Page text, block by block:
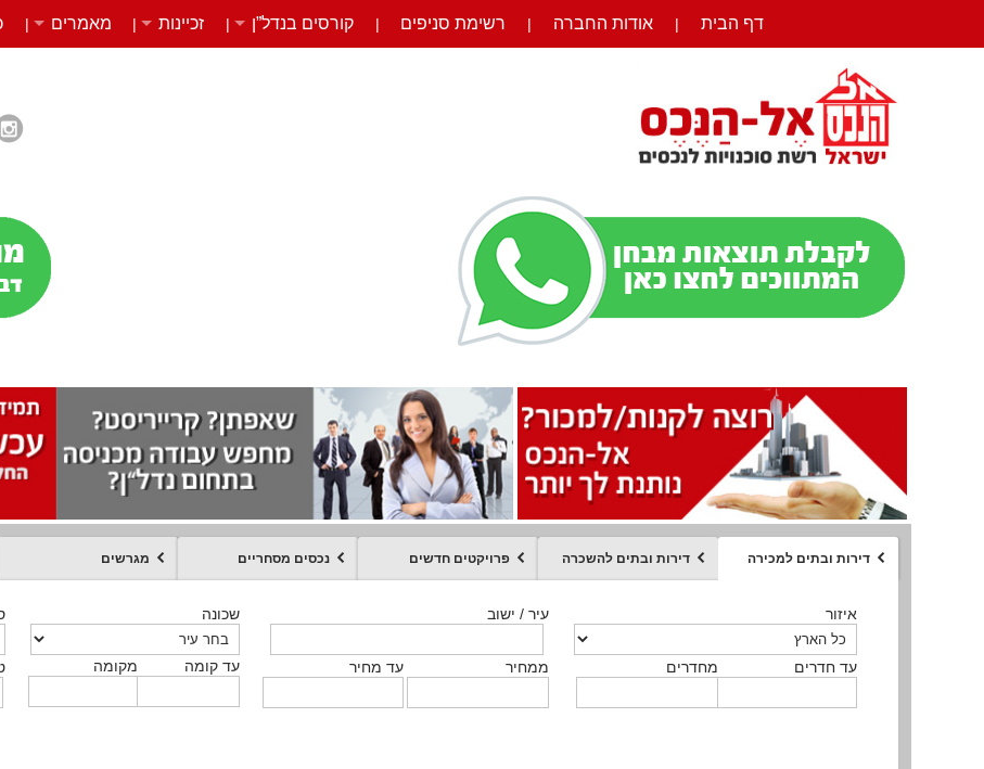
דף הבית | אודות החברה | רשימת סניפים | קורסים בנדל”ן | זכיינות | מאמרים |
דירות ובתים למכירה דירות ובתים להשכרה פרויקטים חדשים נכסים מסחריים מגרשים
איזור
מחדרים עד חדרים
עיר / ישוב
ממחיר עד מחיר
שכונה
מקומה עד קומה
איזור
מחדרים עד חדרים
עיר / ישוב
ממחיר עד מחיר
שכונה
מקומה עד קומה
איזור
מחדרים עד חדרים
עיר / ישוב
ממחיר עד מחיר
שכונה
מקומה עד קומה
איזור
סוג הנכס
עיר / ישוב
ממחיר עד מחיר
שכונה
מקומה עד קומה
סוג הנכס ממחיר מקומה איזור
מחדרים עד חדרים
עיר / ישוב
מקומה עד קומה
שכונה
טקסט חופשי
איזור
סוג הנכס
עיר / ישוב
ממחיר עד מחיר
שכונה
מקומה עד קומה